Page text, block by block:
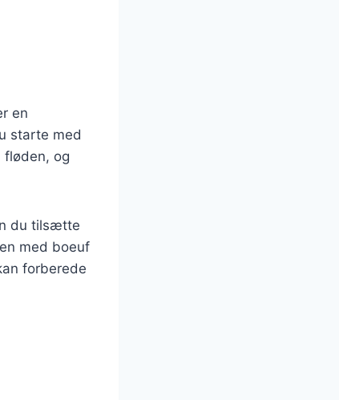
en
starte med
og
du tilsætte
med boeuf
forberede